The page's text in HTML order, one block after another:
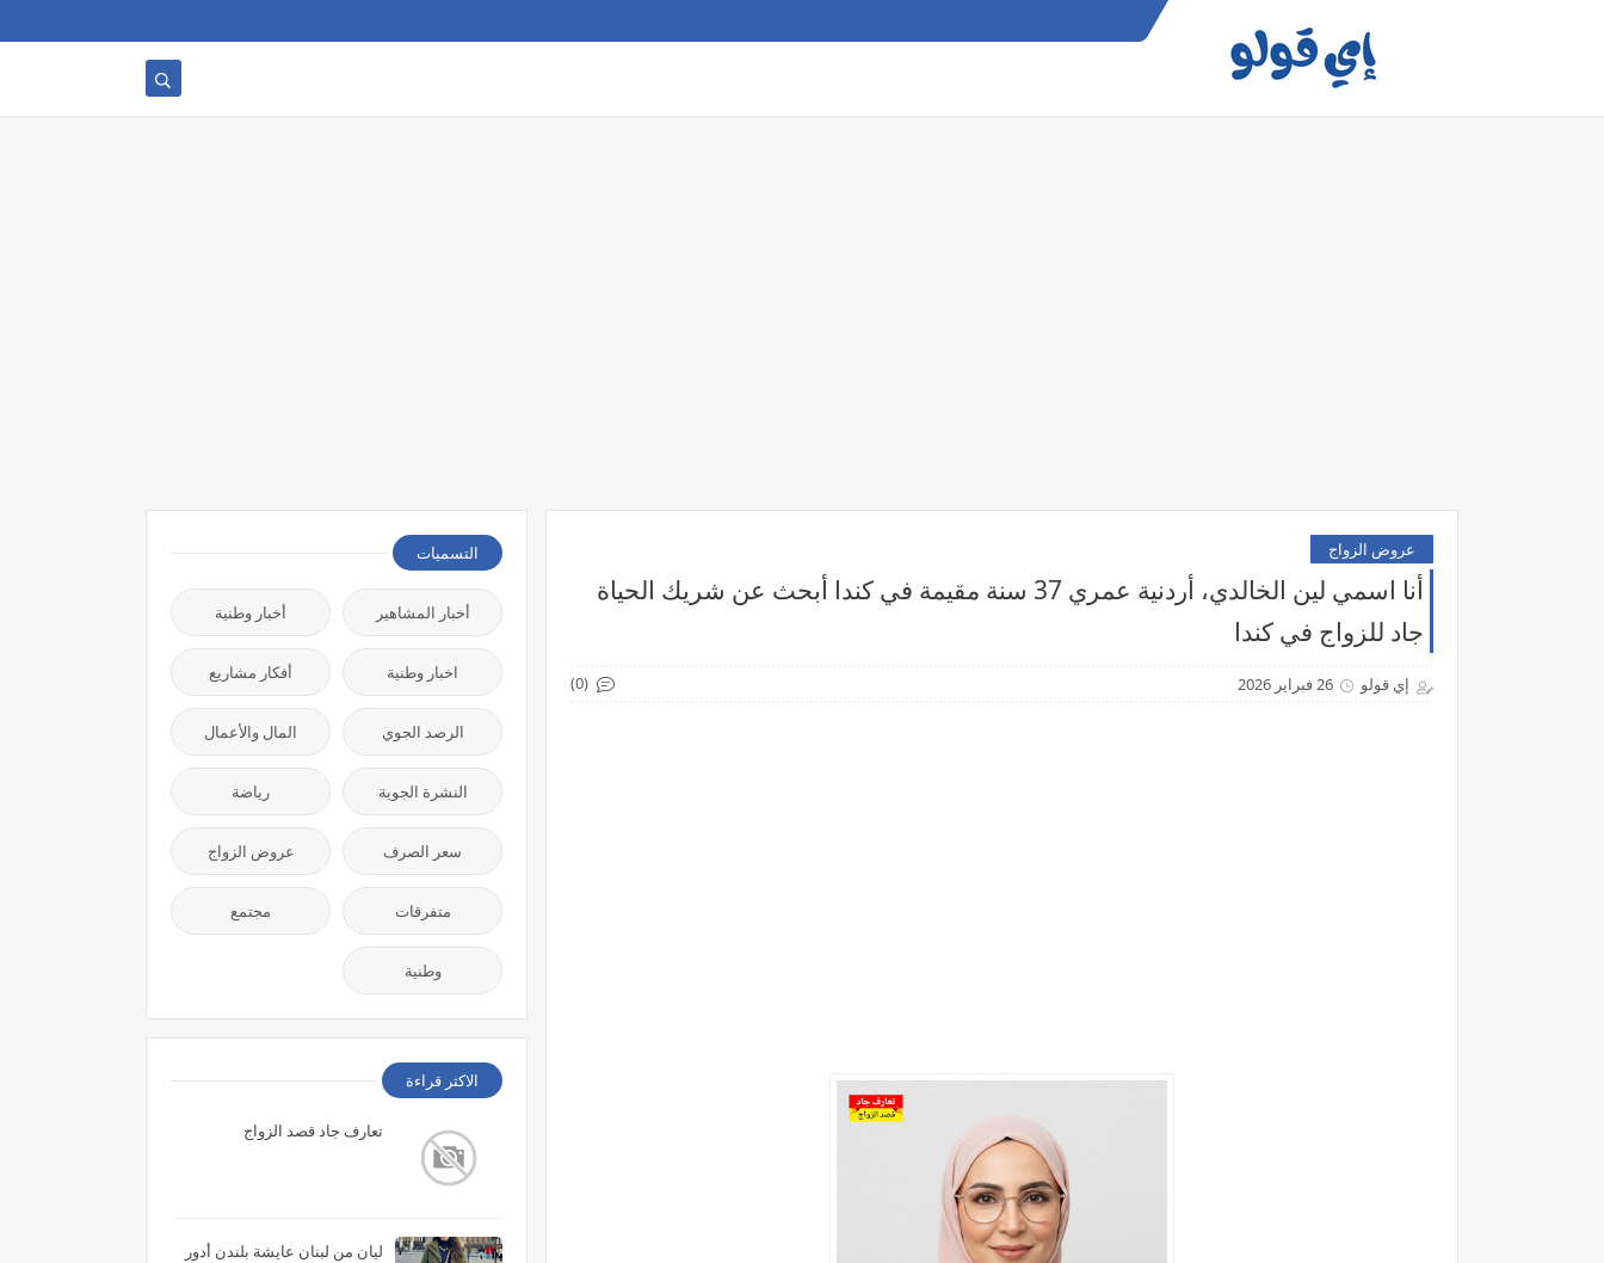
عروض الزواج
أنا اسمي لين الخالدي، أردنية عمري 37 سنة مقيمة في كندا أبحث عن شريك الحياة
جاد للزواج في كندا
إي قولو 26 فبراير 2026 (0)
التسميات
أخبار المشاهير أخبار وطنية
اخبار وطنية أفكار مشاريع
الرصد الجوي المال والأعمال
النشرة الجوية رياضة
سعر الصرف عروض الزواج
متفرقات مجتمع
وطنية
الاكثر قراءة
تعارف جاد قصد الزواج
ليان من لبنان عايشة بلندن أدور